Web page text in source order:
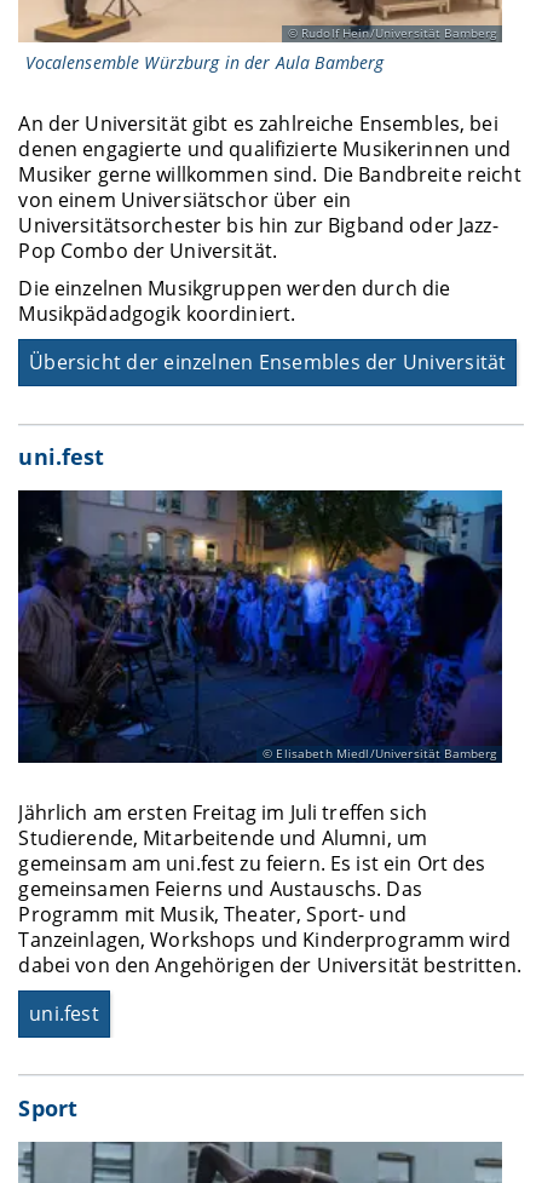
Rudolf Hein/Universität Bamberg
Vocalensemble Würzburg in der Aula Bamberg
An der Universität gibt es zahlreiche Ensembles, bei
denen engagierte und qualifizierte Musikerinnen und
Musiker gerne willkommen sind. Die Bandbreite reicht
von einem Universiätschor über ein
Universitätsorchester bis hin zur Bigband oder Jazz-
Pop Combo der Universität.
Die einzelnen Musikgruppen werden durch die
Musikpädadgogik koordiniert.
Übersicht der einzelnen Ensembles der Universität
uni.fest
Elisabeth Miedl/Universität Bamberg
Jährlich am ersten Freitag im Juli treffen sich
Studierende, Mitarbeitende und Alumni, um
gemeinsam am uni.fest zu feiern. Es ist ein Ort des
gemeinsamen Feierns und Austauschs. Das
Programm mit Musik, Theater, Sport- und
Tanzeinlagen, Workshops und Kinderprogramm wird
dabei von den Angehörigen der Universität bestritten.
uni.fest
Sport